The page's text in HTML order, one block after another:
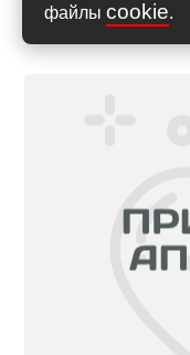
файлы cookie.